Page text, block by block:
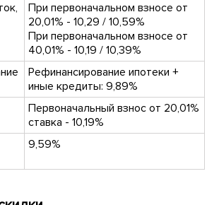
При первоначальном взносе от
20,01% - 10,29 / 10,59%
При первоначальном взносе от
40,01% - 10,19 / 10,39%
Рефинансирование ипотеки +
иные кредиты: 9,89%
Первоначальный взнос от 20,01%
ставка - 10,19%
9,59%